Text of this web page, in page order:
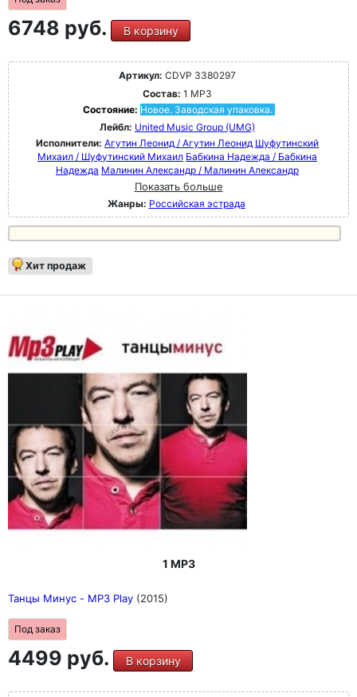
6748 руб. В корзину
Артикул: CDVP 3380297
Состав: 1 MP3
Состояние: Новое. Заводская упаковка.
Лейбл: United Music Group (UMG)
Исполнители: Агутин Леонид / Агутин Леонид Шуфутинский
Михаил / Шуфутинский Михаил Бабкина Надежда / Бабкина
Надежда Малинин Александр / Малинин Александр
Показать больше
Жанры: Российская эстрада
Хит продаж
1 MP3
Танцы Минус - MP3 Play (2015)
Под заказ
4499 руб. В корзину